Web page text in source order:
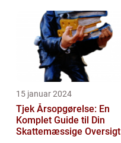
15 januar 2024
Tjek Årsopgørelse: En
Komplet Guide til Din
Skattemæssige Oversigt